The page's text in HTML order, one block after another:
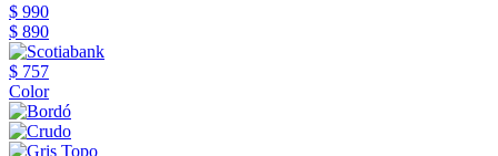
$ 990
$ 890
$ 757
Color